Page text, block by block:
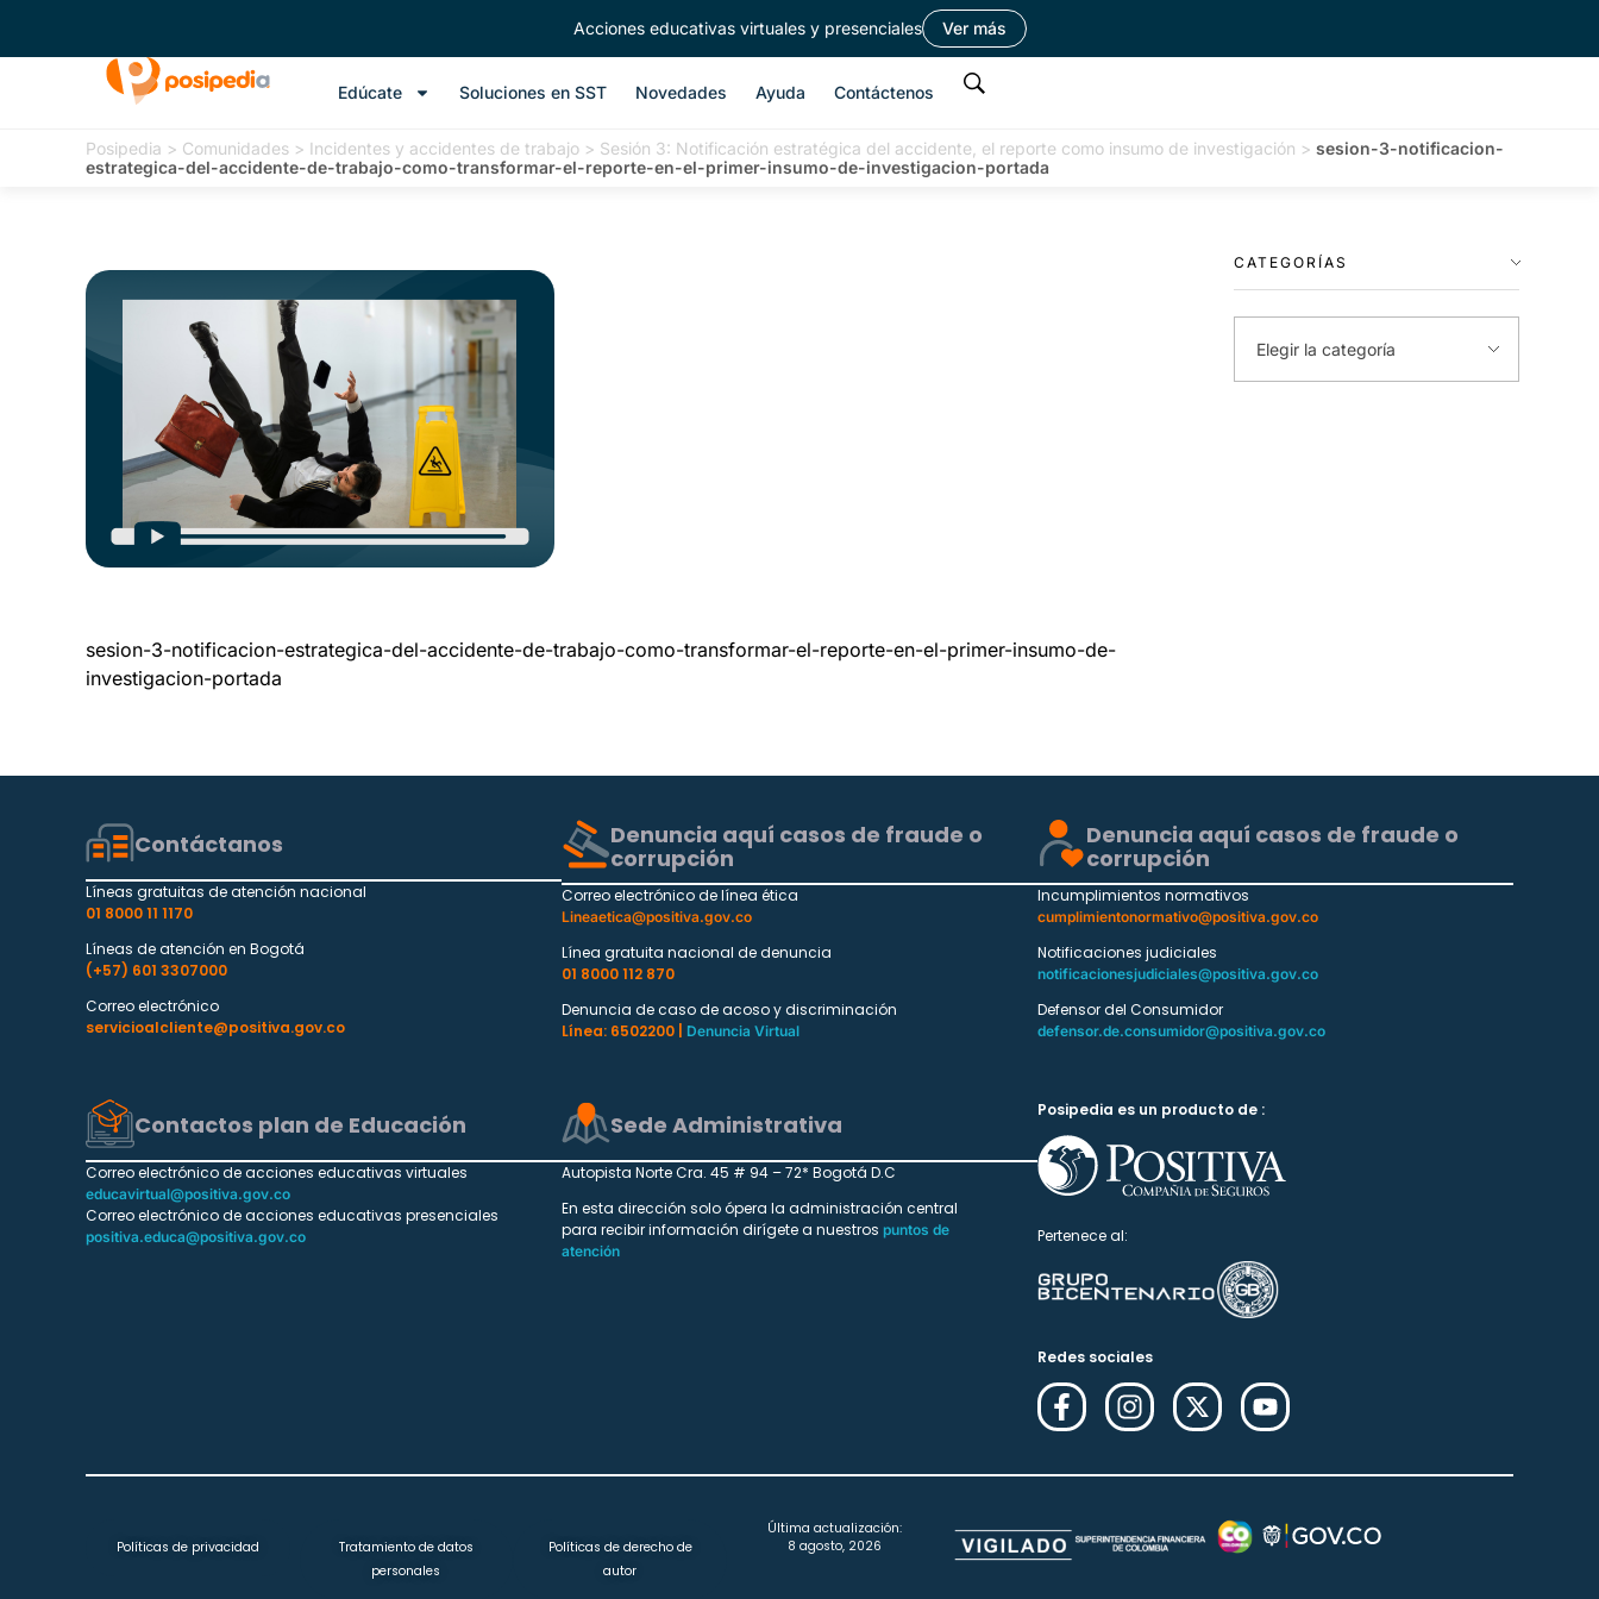
Acciones educativas virtuales y presenciales Ver más
Edúcate Soluciones en SST Novedades Ayuda Contáctenos
Posipedia > Comunidades > Incidentes y accidentes de trabajo > Sesión 3: Notificación estratégica del accidente, el reporte como insumo de investigación > sesion-3-notificacion-
estrategica-del-accidente-de-trabajo-como-transformar-el-reporte-en-el-primer-insumo-de-investigacion-portada
sesion-3-notificacion-estrategica-del-accidente-de-trabajo-como-transformar-el-reporte-en-el-primer-insumo-de-
investigacion-portada
CATEGORÍAS
Contáctanos
Líneas gratuitas de atención nacional
01 8000 11 1170
Líneas de atención en Bogotá
(+57) 601 3307000
Correo electrónico
servicioalcliente@positiva.gov.co
Denuncia aquí casos de fraude o
corrupción
Correo electrónico de línea ética
Lineaetica@positiva.gov.co
Línea gratuita nacional de denuncia
01 8000 112 870
Denuncia de caso de acoso y discriminación
Línea: 6502200 |
Denuncia Virtual
Denuncia aquí casos de fraude o
corrupción
Incumplimientos normativos
cumplimientonormativo@positiva.gov.co
Notificaciones judiciales
notificacionesjudiciales@positiva.gov.co
Defensor del Consumidor
defensor.de.consumidor@positiva.gov.co
Contactos plan de Educación
Correo electrónico de acciones educativas virtuales
educavirtual@positiva.gov.co
Correo electrónico de acciones educativas presenciales
positiva.educa@positiva.gov.co
Sede Administrativa
Autopista Norte Cra. 45 # 94 – 72* Bogotá D.C
En esta dirección solo ópera la administración central
para recibir información dirígete a nuestros puntos de
atención
Posipedia es un producto de :
Pertenece al:
Redes sociales
Políticas de privacidad
Tratamiento de datos
personales
Políticas de derecho de
autor
Última actualización:
8 agosto, 2026